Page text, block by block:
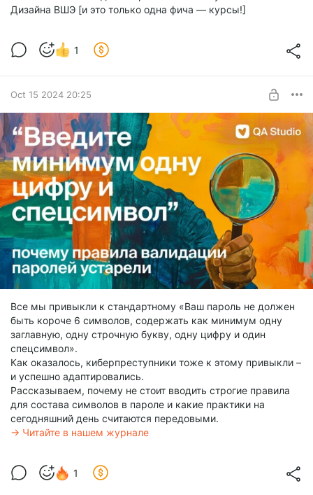
Дизайна ВШЭ [и это только одна фича — курсы!]
1
Oct 15 2024 20:25
Все мы привыкли к стандартному «Ваш пароль не должен
быть короче 6 символов, содержать как минимум одну
заглавную, одну строчную букву, одну цифру и один
спецсимвол».
Как оказалось, киберпреступники тоже к этому привыкли –
и успешно адаптировались.
Рассказываем, почему не стоит вводить строгие правила
для состава символов в пароле и какие практики на
сегодняшний день считаются передовыми.
→ Читайте в нашем журнале
1